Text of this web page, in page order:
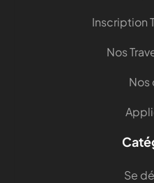
Inscription
Nos
Nos
Se